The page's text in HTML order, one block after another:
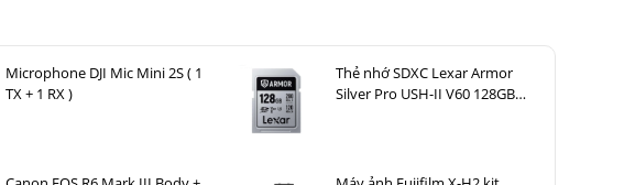
Microphone DJI Mic Mini 2S ( 1
TX + 1 RX )
Thẻ nhớ SDXC Lexar Armor
Silver Pro USH-II V60 128GB